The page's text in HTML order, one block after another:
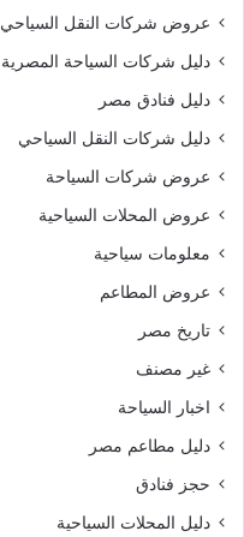
عروض شركات النقل السياحي
دليل شركات السياحة المصرية
دليل فنادق مصر
دليل شركات النقل السياحي
عروض شركات السياحة
عروض المحلات السياحية
معلومات سياحية
عروض المطاعم
تاريخ مصر
غير مصنف
اخبار السياحة
دليل مطاعم مصر
حجز فنادق
دليل المحلات السياحية